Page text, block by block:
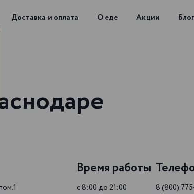
Доставка и оплата О еде Акции Блог
Время работы
с 8:00 до 21:00 8 (800)